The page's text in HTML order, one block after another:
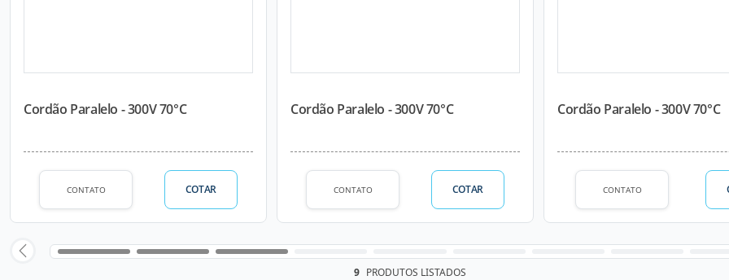
Cordão Paralelo - 300V 70°C
CONTATO COTAR
Cordão Paralelo - 300V 70°C
CONTATO COTAR
Cordão Paralelo - 300V 70°C
CONTATO
9 PRODUTOS LISTADOS